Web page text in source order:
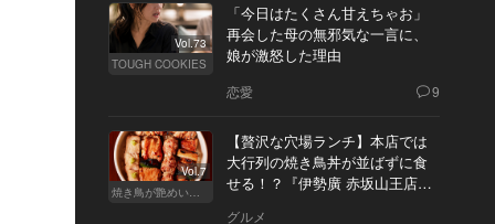
Vol.73
TOUGH COOKIES
「今日はたくさん甘えちゃお」
再会した母の無邪気な一言に、
娘が激怒した理由
恋愛 9
Vol.7
焼き鳥が艶めいてきた
【贅沢な穴場ランチ】本店では
大行列の焼き鳥丼が並ばずに食
せる！？『伊勢廣 赤坂山王店』
グルメ